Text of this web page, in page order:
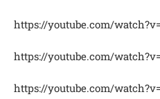
https://youtube.com/
https://youtube.com/
https://youtube.com/